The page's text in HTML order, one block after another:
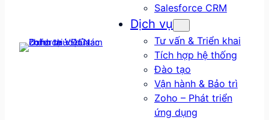
Salesforce CRM
Dịch vụ
Tư vấn & Triển khai
Tích hợp hệ thống
Đào tạo
Vận hành & Bảo trì
Zoho – Phát triển
ứng dụng